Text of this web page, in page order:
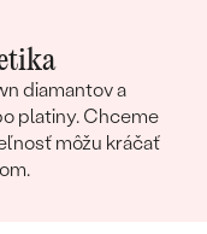
diamantov a
platiny. Chceme
môžu kráčať